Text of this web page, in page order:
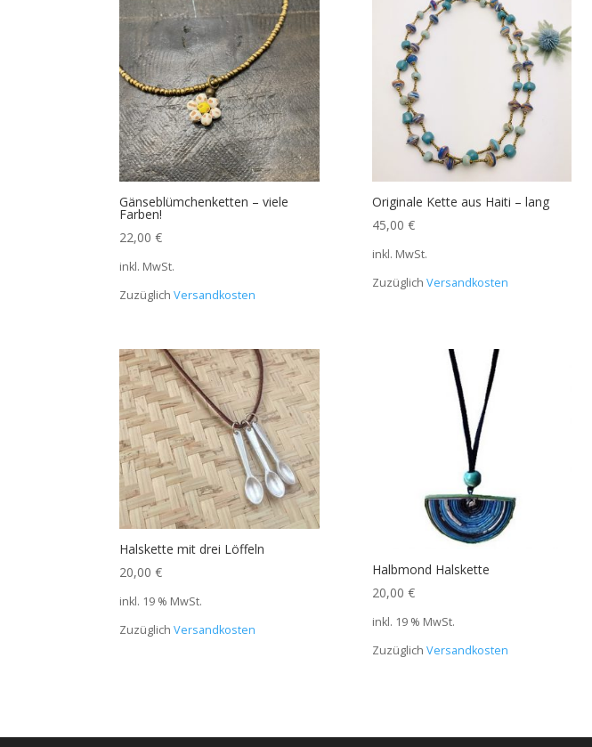
Gänseblümchenketten – viele
Farben!
22,00€
inkl. MwSt.
ZuzüglichVersandkosten
Originale Kette aus Haiti – lang
45,00 €
inkl. MwSt.
Zuzüglich Versandkosten
Halskette mit drei Löffeln
20,00€
inkl. 19 % MwSt.
ZuzüglichVersandkosten
Halbmond Halskette
20,00 €
inkl. 19 % MwSt.
Zuzüglich Versandkosten